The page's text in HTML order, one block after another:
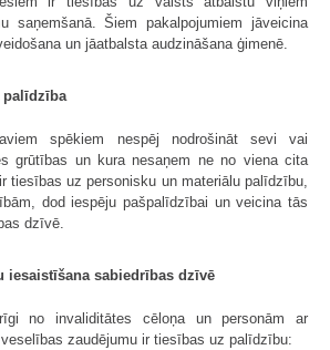
saņemšanā. Šiem pakalpojumiem jāveicina
un jāatbalsta audzināšana ģimenē.
palīdzība
spēkiem nespēj nodrošināt sevi vai
grūtības un kura nesaņem ne no viena cita
tiesības uz personisku un materiālu palīdzību,
dod iespēju pašpalīdzībai un veicina tās
dzīvē.
iesaistīšana sabiedrības dzīvē
no invaliditātes cēloņa un personām ar
zaudējumu ir tiesības uz palīdzību: